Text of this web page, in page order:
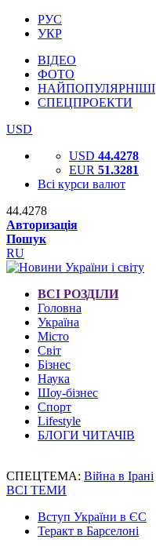
РУС
УКР
ВІДЕО
ФОТО
НАЙПОПУЛЯРНІШІ
СПЕЦПРОЕКТИ
USD
USD 44.4278
EUR 51.3281
Всі курси валют
44.4278
Авторизація
Пошук
RU
ВСІ РОЗДІЛИ
Головна
Україна
Місто
Світ
Бізнес
Наука
Шоу-бізнес
Спорт
Lifestyle
БЛОГИ ЧИТАЧІВ
СПЕЦТЕМА: Війна в Ірані
ВСІ ТЕМИ
Вступ України в ЄС
Теракт в Барселоні